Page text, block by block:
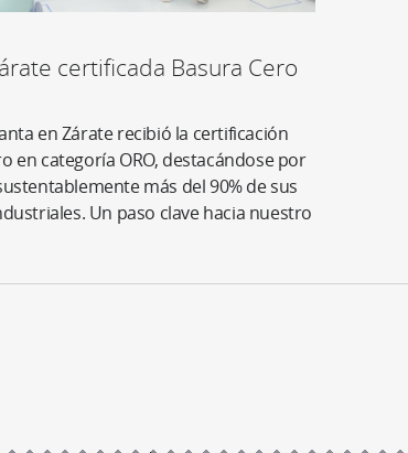
certificada Basura Cero
en Zárate recibió la certificación
en categoría ORO, destacándose por
más del 90% de sus
Un paso clave hacia nuestro